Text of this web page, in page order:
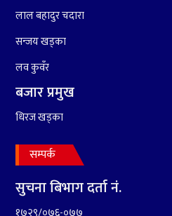
आर्थिक बर्ष
आर्थिक बुद्धि
लाल बहादुर चदारा
सन्जय खड्का
लव कुवँर
बजार प्रमुख
धिरज खड्का
सम्पर्क
सुचना बिभाग दर्ता नं.